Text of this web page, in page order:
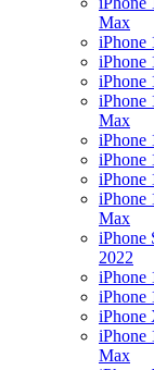
Max
iPhone
iPhone
iPhone
iPhone
Max
iPhone
iPhone
iPhone
iPhone
Max
iPhone
2022
iPhone
iPhone
iPhone
iPhone
Max